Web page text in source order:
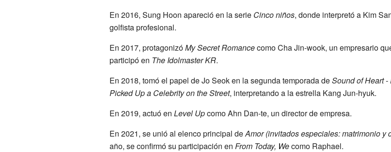
En 2016, Sung Hoon apareció en la serie Cinco niños, donde interpretó a Kim
golfista profesional.
En 2017, protagonizóMy Secret Romancecomo Cha Jin-wook, un empresario
participó en The Idolmaster KR.
En 2018, tomó el papel de Jo Seok en la segunda temporada deSound of Heart -
Picked Up a Celebrity on the Street, interpretando a la estrella Kang Jun-hyuk.
En 2019, actuó en Level Upcomo Ahn Dan-te, un director de empresa.
En 2021, se unió al elenco principal deAmor (invitados especiales: matrimonio y
año, se confirmó su participación en From Today, Wecomo Raphael.